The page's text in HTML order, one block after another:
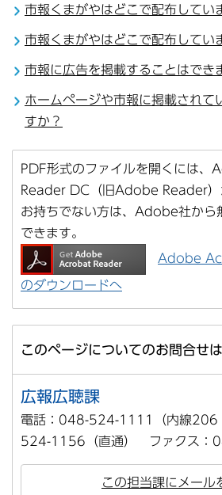
市報くまがやはどこで配布してい
市報くまがやはどこで配布してい
市報に広告を掲載することはでき
ホームページや市報に掲載されて
すか？
PDF形式のファイルを開くには
Reader DC（旧Adobe Reader）
お持ちでない方は、Adobe社から
できます。
Adobe
のダウンロードへ
このページについてのお問合せは
広報広聴課
電話：048-524-1111（内線
524-1156（直通） ファクス：
この担当課にメール